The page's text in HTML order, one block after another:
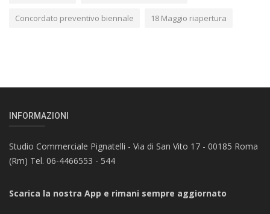
Concordato preventivo biennale 18 Maggio riapertura
INFORMAZIONI
Studio Commerciale Pignatelli - Via di San Vito 17 - 00185 Roma
(Rm) Tel. 06-4466553 - 544
Scarica la nostra App e rimani sempre aggiornato